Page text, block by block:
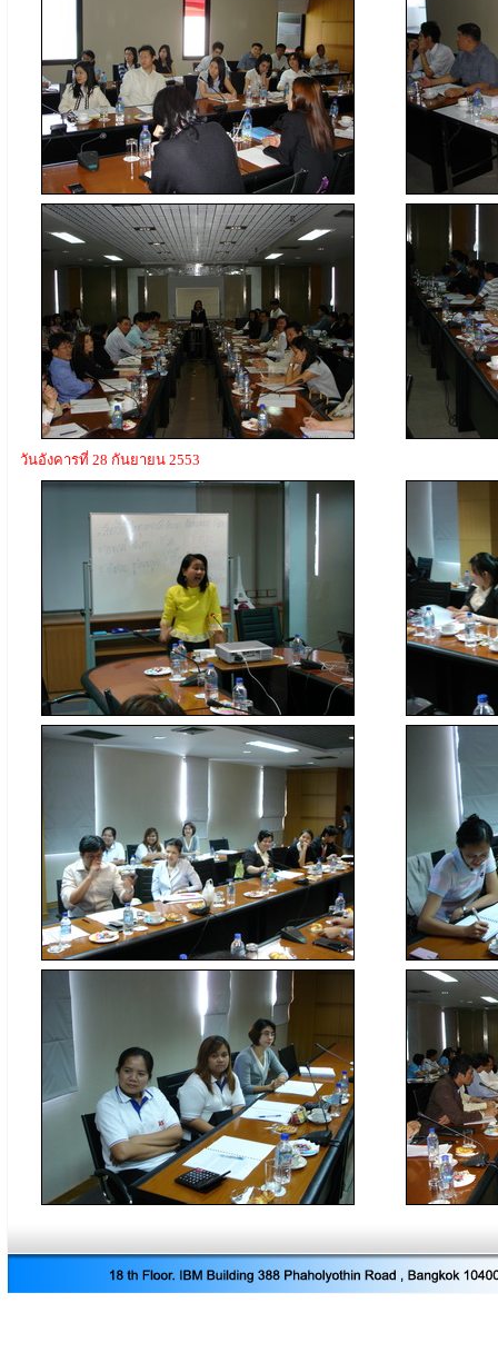
วันอังคารที่ 28 กันยายน 2553